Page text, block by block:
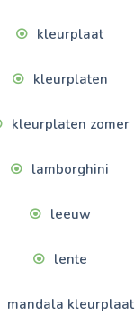
kleurplaat
kleurplaten
kleurplaten zomer
lamborghini
leeuw
lente
mandala kleurplaat